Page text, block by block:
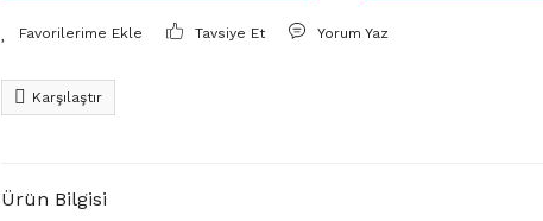
Tavsiye Et Yorum Yaz
Karşılaştır
Ürün Bilgisi